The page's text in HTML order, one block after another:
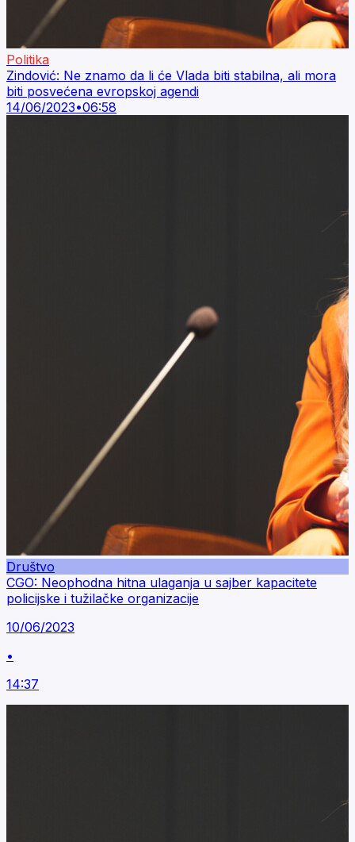
Politika
Zindović: Ne znamo da li će Vlada biti stabilna, ali mora
biti posvećena evropskoj agendi
14/06/2023•06:58
Društvo
CGO: Neophodna hitna ulaganja u sajber kapacitete
policijske i tužilačke organizacije
10/06/2023
•
14:37